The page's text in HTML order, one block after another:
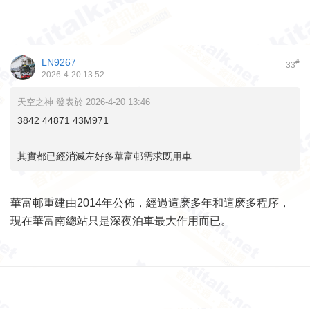
33#
LN9267
2026-4-20 13:52
天空之神 發表於 2026-4-20 13:46
3842 44871 43M971
其實都已經消滅左好多華富邨需求既用車
華富邨重建由2014年公佈，經過這麽多年和這麽多程序，
現在華富南總站只是深夜泊車最大作用而已。